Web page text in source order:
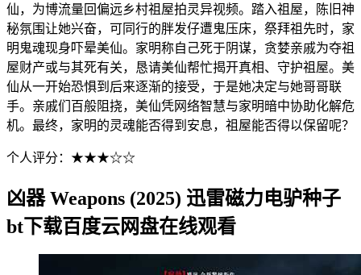
仙，为博流量回偏远乡村祖屋拍灵异视频。踏入祖屋，陈旧神
秘氛围让她兴奋，可同行的胖发仔遭鬼压床，祭拜祖先时，家
明鬼魂现身吓晕美仙。家明称自己死于阴谋，贪婪亲戚为夺祖
屋财产或与其死有关，恳请美仙帮忙揭开真相、守护祖屋。美
仙从一开始恐惧到后来逐渐的接受，于是她决定与她哥哥联
手。亲戚们百般阻挠，美仙凭网络智慧与家明暗中协助化解危
机。最终，家明的灵魂能否得到安息，祖屋能否得以保留呢？
个人评分：★★★☆☆
凶器 Weapons (2025) 迅雷磁力电驴种子
bt下载百度云网盘在线观看